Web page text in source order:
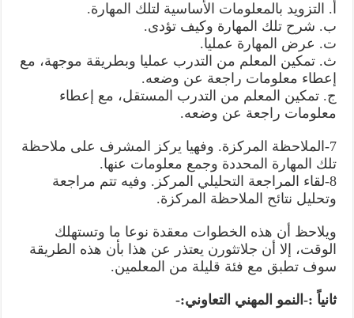
أ‌. التزويد بالمعلومات الأساسية لتلك المهارة.
‌ب. شرح تلك المهارة وكيف تؤدى.
ت‌. عرض المهارة عمليا.
ث‌. تمكين المعلم من التدرب عمليا وبطريقة موجهة، مع
إعطاء معلومات راجعة عن وضعه.
ج‌. تمكين المعلم من التدرب المستقل، مع إعطاء
معلومات راجعة عن وضعه.
7-الملاحظة المركزة. وفهيا يركز المشرف على ملاحظة
تلك المهارة المحددة وجمع معلومات عنها.
8-لقاء المراجعة التحليلي المركز. وفيه تتم مراجعة
وتحليل نتائح الملاحظة المركزة.
ويلاحظ أن هذه الخطوات معقدة نوعا ما وتستهلك
الوقت، إلا أن جلاتثورن يعتذر عن هذا بأن هذه الطريقة
سوف تطبق مع فئة قليلة من المعلمين.
ثانياً :-النمو المهني التعاوني:-